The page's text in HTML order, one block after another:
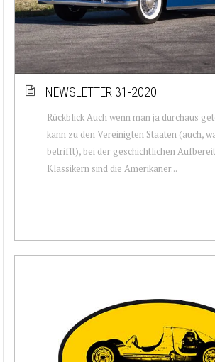
NEWSLETTER 31-2020
Rückblick Auch wenn man ja durchaus
kann zu den Vereinigten Staaten (auch,
betrifft), bei der geschichtlichen
Klassikern sind die Amerikaner...